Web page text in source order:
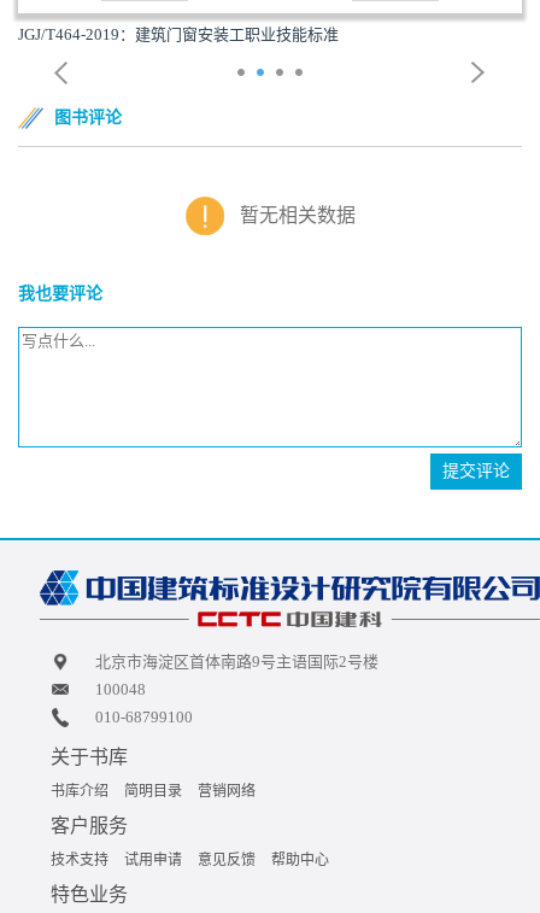
JGJ/T464-2019：建筑门窗安装工职业技能标准
图书评论
暂无相关数据
我也要评论
提交评论
北京市海淀区首体南路9号主语国际2号楼
100048
010-68799100
关于书库
书库介绍 简明目录 营销网络
客户服务
技术支持 试用申请 意见反馈 帮助中心
特色业务